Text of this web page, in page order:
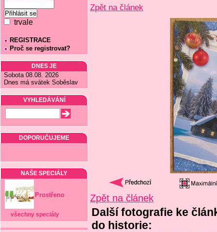
trvale
REGISTRACE
Proč se registrovat?
DNES JE
Sobota 08.08. 2026
Dnes má svátek Soběslav
VYHLEDÁVÁNÍ
DOPORUČUJEME
NAŠE SPECIÁLY
Prostřeno
všechny speciály
Zpět na článek
Zpět na článek
Další fotografie ke
do historie: